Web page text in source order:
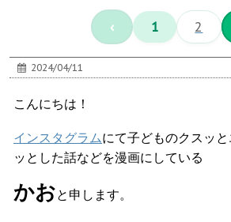
‹ 1 2
2024/04/11
こんにちは！
インスタグラムにて子どものクスッ
ッとした話などを漫画にしている
かおと申します。